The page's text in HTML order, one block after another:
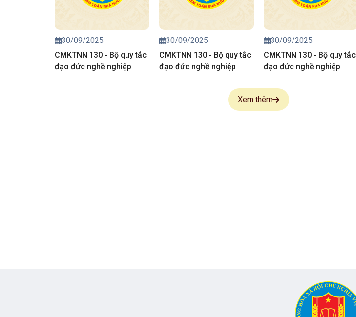
30/09/2025
CMKTNN 130 - Bộ quy tắc
đạo đức nghề nghiệp
30/09/2025
CMKTNN 130 - Bộ quy tắc
đạo đức nghề nghiệp
30/09/2025
CMKTNN 130 - Bộ quy tắc
đạo đức nghề nghiệp
Xem thêm